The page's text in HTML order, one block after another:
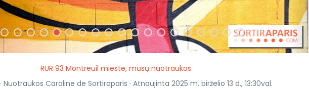
RUR 93 Montreuil mieste, mūsų nuotraukos
· Nuotraukos Caroline de Sortiraparis · Atnaujinta 2025 m. birželio 13 d., 13:30val.